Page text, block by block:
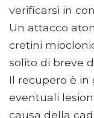
verificarsi in
Un attacco
cretini
solito di breve
Il recupero è in
eventuali
causa della